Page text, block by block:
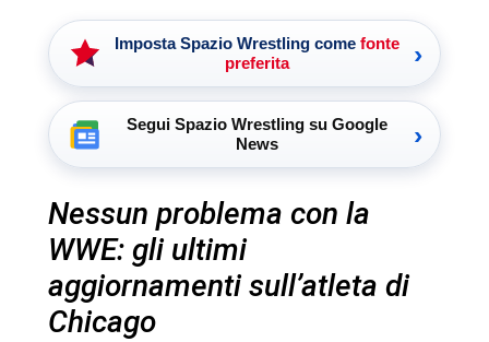
Imposta Spazio Wrestling come fonte
preferita
›
Segui Spazio Wrestling su Google
News
›
Nessun problema con la
WWE: gli ultimi
aggiornamenti sull’atleta di
Chicago